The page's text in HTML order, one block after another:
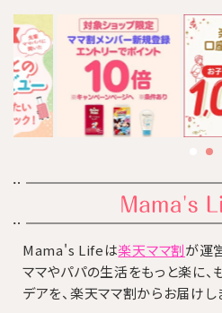
Mama's Lifeは楽天ママ割が運
ママやパパの生活をもっと楽に、
デアを、楽天ママ割からお届けし